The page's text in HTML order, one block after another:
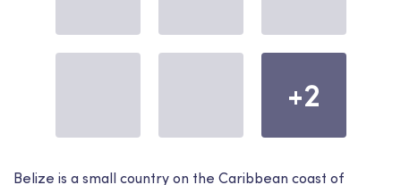
+2
Belize is a small country on the Caribbean coast of